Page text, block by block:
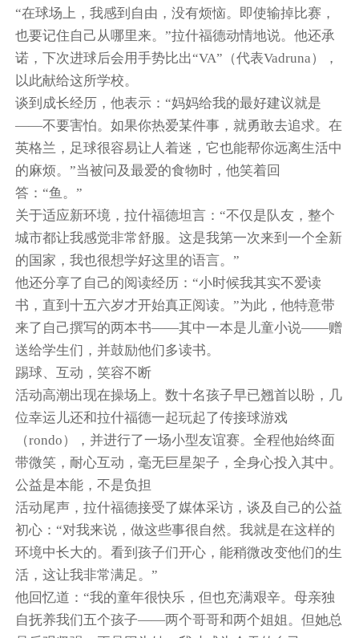
“在球场上，我感到自由，没有烦恼。即使输掉比赛，
也要记住自己从哪里来。”拉什福德动情地说。他还承
诺，下次进球后会用手势比出“VA”（代表Vadruna），
以此献给这所学校。
谈到成长经历，他表示：“妈妈给我的最好建议就是
——不要害怕。如果你热爱某件事，就勇敢去追求。在
英格兰，足球很容易让人着迷，它也能帮你远离生活中
的麻烦。”当被问及最爱的食物时，他笑着回
答：“鱼。”
关于适应新环境，拉什福德坦言：“不仅是队友，整个
城市都让我感觉非常舒服。这是我第一次来到一个全新
的国家，我也很想学好这里的语言。”
他还分享了自己的阅读经历：“小时候我其实不爱读
书，直到十五六岁才开始真正阅读。”为此，他特意带
来了自己撰写的两本书——其中一本是儿童小说——赠
送给学生们，并鼓励他们多读书。
踢球、互动，笑容不断
活动高潮出现在操场上。数十名孩子早已翘首以盼，几
位幸运儿还和拉什福德一起玩起了传接球游戏
（rondo），并进行了一场小型友谊赛。全程他始终面
带微笑，耐心互动，毫无巨星架子，全身心投入其中。
公益是本能，不是负担
活动尾声，拉什福德接受了媒体采访，谈及自己的公益
初心：“对我来说，做这些事很自然。我就是在这样的
环境中长大的。看到孩子们开心，能稍微改变他们的生
活，这让我非常满足。”
他回忆道：“我的童年很快乐，但也充满艰辛。母亲独
自抚养我们五个孩子——两个哥哥和两个姐姐。但她总